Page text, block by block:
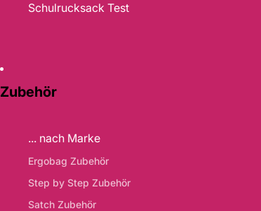
Schulrucksack Test
Zubehör
... nach Marke
Ergobag Zubehör
Step by Step Zubehör
Satch Zubehör